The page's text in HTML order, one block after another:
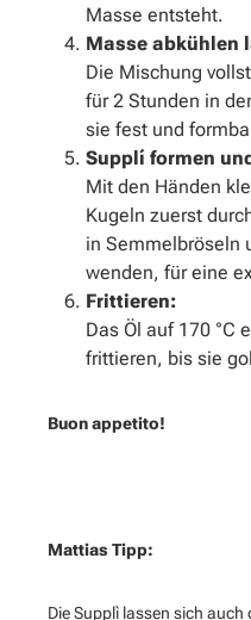
Masse entsteht.
Masse abkühlen
Die Mischung
für 2 Stunden in
sie fest und
Supplí formen
Mit den Händen
Kugeln zuerst
in Semmelbröseln
wenden, für eine
Frittieren:
Das Öl auf 170 °C
frittieren, bis sie
Buon appetito!
Mattias Tipp:
Die Supplì lassen sich